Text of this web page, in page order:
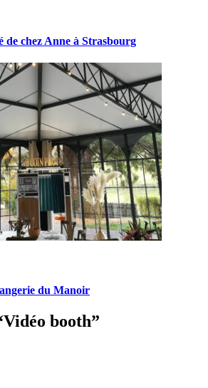
de chez Anne à Strasbourg
du Manoir
booth”